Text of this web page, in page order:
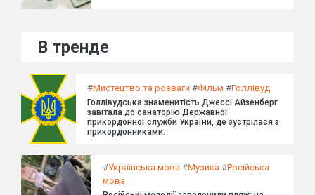
В тренде
#Мистецтво та розваги #Фільм #Голлівуд
Голлівудська знаменитість Джессі Айзенберг
завітала до санаторію Державної
прикордонної служби України, де зустрілася з
прикордонниками.
#Українська мова #Музика #Російська
мова